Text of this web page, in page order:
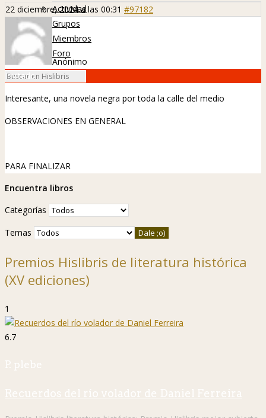
Actividad
Grupos
Miembros
Foro
22 diciembre, 2024 a las 00:31 #97182
Anónimo
Invitado
Interesante, una novela negra por toda la calle del medio
OBSERVACIONES EN GENERAL
PARA FINALIZAR
Encuentra libros
Categorías
Temas
Premios Hislibris de literatura histórica
(XV ediciones)
1
6.7
P. plebe
Recuerdos del río volador de Daniel Ferreira